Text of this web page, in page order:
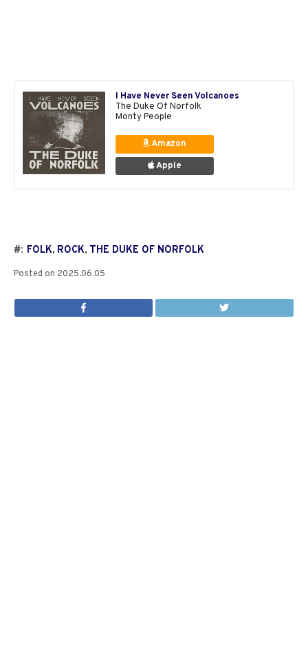
I Have Never Seen Volcanoes
The Duke Of Norfolk
Monty People
Amazon
Apple
#: FOLK, ROCK, THE DUKE OF NORFOLK
Posted on 2025.06.05